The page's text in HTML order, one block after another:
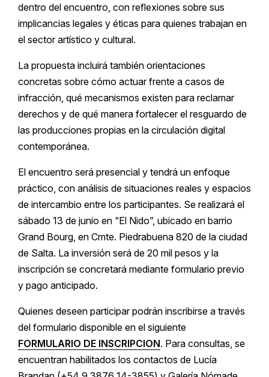
dentro del encuentro, con reflexiones sobre sus
implicancias legales y éticas para quienes trabajan en
el sector artístico y cultural.
La propuesta incluirá también orientaciones
concretas sobre cómo actuar frente a casos de
infracción, qué mecanismos existen para reclamar
derechos y de qué manera fortalecer el resguardo de
las producciones propias en la circulación digital
contemporánea.
El encuentro será presencial y tendrá un enfoque
práctico, con análisis de situaciones reales y espacios
de intercambio entre los participantes. Se realizará el
sábado 13 de junio en “El Nido”, ubicado en barrio
Grand Bourg, en Cmte. Piedrabuena 820 de la ciudad
de Salta. La inversión será de 20 mil pesos y la
inscripción se concretará mediante formulario previo
y pago anticipado.
Quienes deseen participar podrán inscribirse a través
del formulario disponible en el siguiente
FORMULARIO DE INSCRIPCION. Para consultas, se
encuentran habilitados los contactos de Lucía